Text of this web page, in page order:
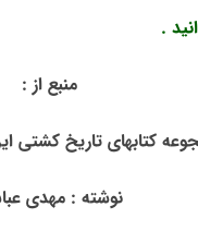
.
منبع از :
کتابهای تاریخ کشتی
نوشته : مهدی